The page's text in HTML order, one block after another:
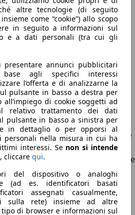
altre tecnologie (di seguito
come “cookie”) allo scopo
in seguito a informazioni sul
e a dati personali (tra cui gli
presentare annunci pubblicitari
base agli specifici interessi
l’offerta e di analizzarne la
pulsante in basso a destra per
all’impiego di cookie soggetti ad
relativo trattamento dei dati
pulsante in basso a sinistra per
in dettaglio o per opporsi al
personali nella misura in cui ha
interessi. Se non si intende
cliccare qui.
del dispositivo o analoghi
(ad es. identificatori basati
assegnati casualmente,
sulla rete) insieme ad altre
di browser e informazioni sul
a quelli per la cugina,
in meno di manodopera, che
centinaia di euro: quattro ore in
dieci ore in sei tagliandi per la F-
essere l’auto elettrica con la
in media, i suoi proprietari
e pagano quindici ore di
quando farla
delle auto elettriche(così come
non è definita solo dal
dell’auto elettrica
, la variabile
netto quando si fa il tagliando è
percorsi. Questa è una
alla revisione prevista dalla
che la prima scadenza sia